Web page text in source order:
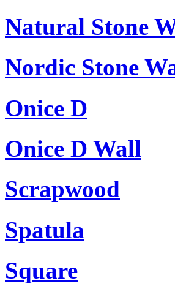
Natural Stone
Nordic Stone
Onice D
Onice D Wall
Scrapwood
Spatula
Square